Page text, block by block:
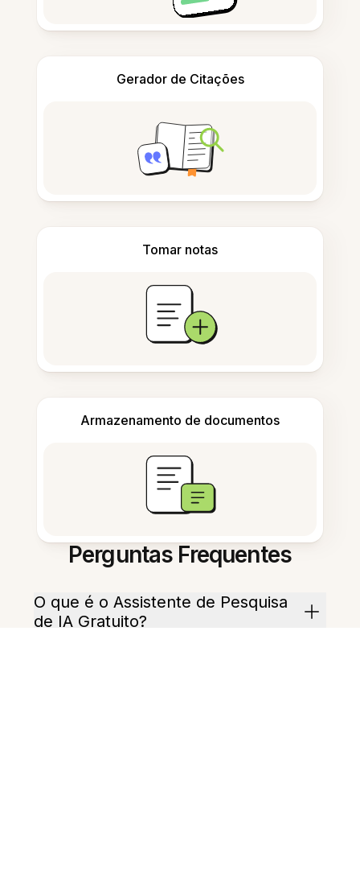
Gerador de Citações
Tomar notas
Armazenamento de documentos
Perguntas Frequentes
O que é o Assistente de Pesquisa
de IA Gratuito?